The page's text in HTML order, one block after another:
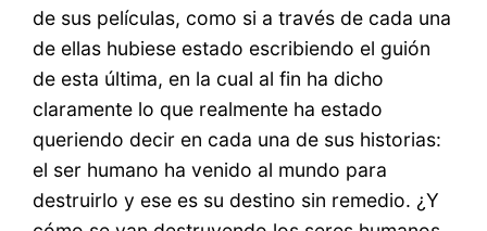
de sus películas, como si a través de cada una
de ellas hubiese estado escribiendo el guión
de esta última, en la cual al fin ha dicho
claramente lo que realmente ha estado
queriendo decir en cada una de sus historias:
el ser humano ha venido al mundo para
destruirlo y ese es su destino sin remedio. ¿Y